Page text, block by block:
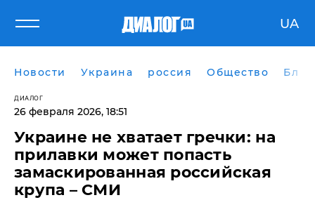
UA
Новости Украина россия Общество
ДИАЛОГ
26 февраля 2026, 18:51
Украине не хватает гречки: на
прилавки может попасть
замаскированная российская
крупа – СМИ